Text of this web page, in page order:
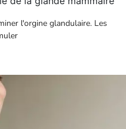
l'orgine glandulaire. Les